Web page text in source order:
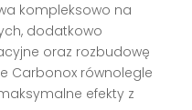
kompleksowo na
dodatkowo
oraz rozbudowę
Carbonox równolegle
efekty z